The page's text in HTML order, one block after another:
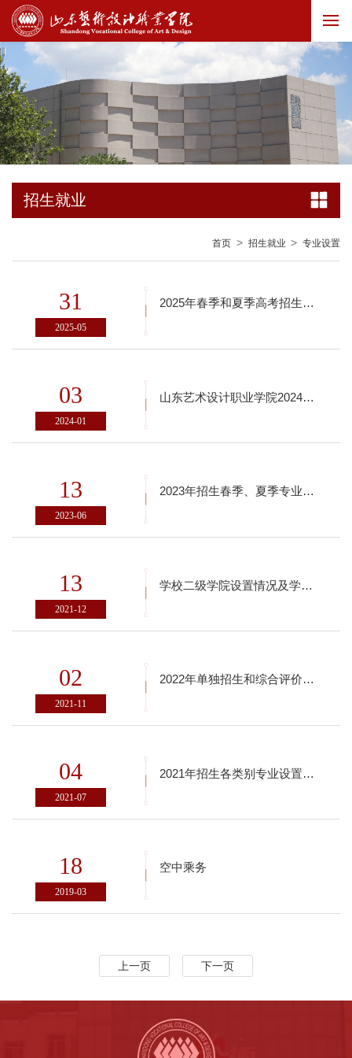
招生就业
首页 > 招生就业 > 专业设置
31
2025-05
2025年春季和夏季高考招生专业设置
03
2024-01
山东艺术设计职业学院2024年招生专业对应春季高考统一考试专业类别
13
2023-06
2023年招生春季、夏季专业设置
13
2021-12
学校二级学院设置情况及学科带头人介绍
02
2021-11
2022年单独招生和综合评价招生专业计划
04
2021-07
2021年招生各类别专业设置及招生计划
18
2019-03
空中乘务
上一页 下一页